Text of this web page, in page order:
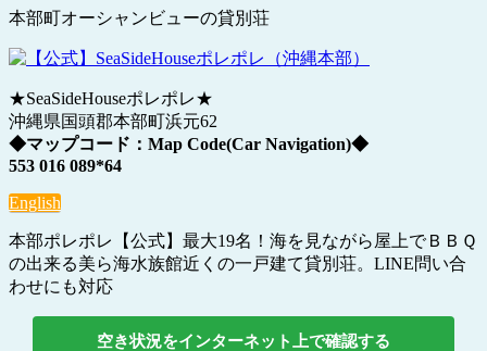
本部町オーシャンビューの貸別荘
★SeaSideHouseポレポレ★
沖縄県国頭郡本部町浜元62
◆マップコード：Map Code(Car Navigation)◆
553 016 089*64
English
本部ポレポレ【公式】最大19名！海を見ながら屋上でＢＢＱ
の出来る美ら海水族館近くの一戸建て貸別荘。LINE問い合
わせにも対応
空き状況をインターネット上で確認する